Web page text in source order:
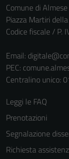
Comune di Almese
Piazza Martiri
Codice fiscale / P.
Email:
PEC:
Centralino unico:
Leggi le FAQ
Prenotazioni
Segnalazione
Richiesta